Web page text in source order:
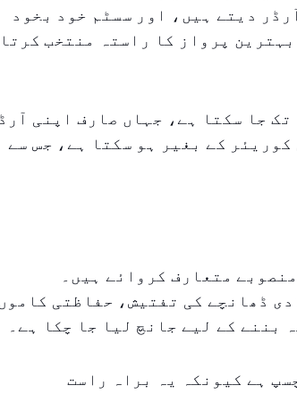
دیتے ہیں، اور سسٹم خود بخود
پرواز کا راستہ منتخب کرتا
جا سکتا ہے، جہاں صارف اپنی
کے بغیر ہو سکتا ہے، جس سے
متعارف کروائے ہیں۔
ڈھانچے کی تفتیش، حفاظتی
بننے کے لیے جانچ لیا جا چکا ہے۔
ہے کیونکہ یہ براہ راست